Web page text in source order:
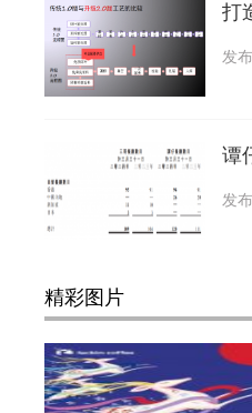
打
发
谭
发
精彩图片